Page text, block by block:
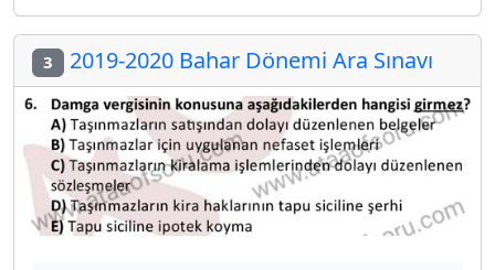
3 2019-2020 Bahar Dönemi Ara Sınavı